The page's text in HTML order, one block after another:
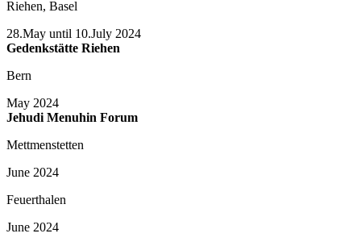
Riehen, Basel
28.May until 10.July 2024
Gedenkstätte Riehen
Bern
May 2024
Jehudi Menuhin Forum
Mettmenstetten
June 2024
Feuerthalen
June 2024